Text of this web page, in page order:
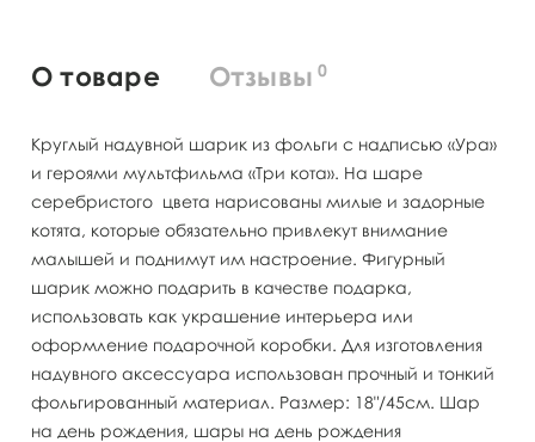
О товаре Отзывы 0
Круглый надувной шарик из фольги с надписью «Ура»
и героями мультфильма «Три кота». На шаре
серебристого цвета нарисованы милые и задорные
котята, которые обязательно привлекут внимание
малышей и поднимут им настроение. Фигурный
шарик можно подарить в качестве подарка,
использовать как украшение интерьера или
оформление подарочной коробки. Для изготовления
надувного аксессуара использован прочный и тонкий
фольгированный материал. Размер: 18"/45см. Шар
на день рождения, шары на день рождения